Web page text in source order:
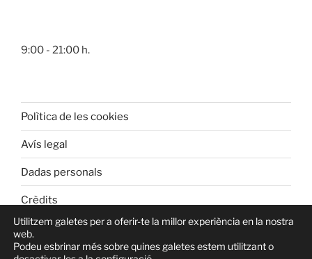
9:00 - 21:00 h.
Polìtica de les cookies
Avís legal
Dadas personals
Crèdits
Utilitzem galetes per a oferir-te la millor experiència en la nostra
web.
Podeu esbrinar més sobre quines galetes estem utilitzant o